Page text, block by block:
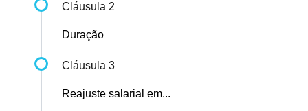
Cláusula 2
Duração
Cláusula 3
Reajuste salarial em...